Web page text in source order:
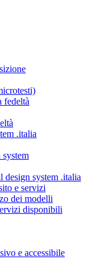
fedeltà
.italia
design system .italia
e servizi
dei modelli
disponibili
e accessibile